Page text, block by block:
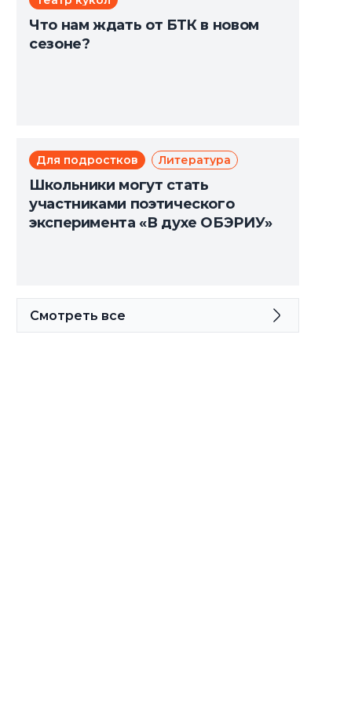
Что нам ждать от БТК в новом
сезоне?
Для подростков Литература
Школьники могут стать
участниками поэтического
эксперимента «В духе ОБЭРИУ»
Смотреть все